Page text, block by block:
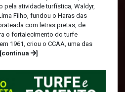
pela atividade turfística, Waldyr,
Filho, fundou o Haras das
com letras pretas, de
o fortalecimento do turfe
1961, criou o CCAA, uma das
[continua ]